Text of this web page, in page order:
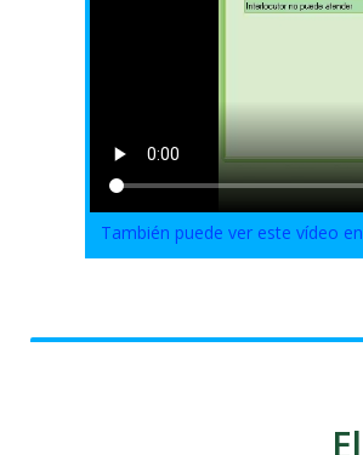
También puede ver este vídeo